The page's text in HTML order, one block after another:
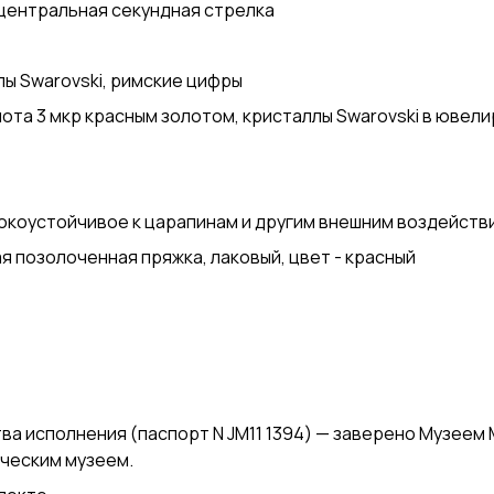
секундная стрелка
Swarovski, римские цифры
3 мкр красным золотом, кристаллы Swarovski в
к царапинам и другим внешним
позолоченная пряжка, лаковый, цвет - красный
исполнения (паспорт N JM11 1394) — заверено
музеем.